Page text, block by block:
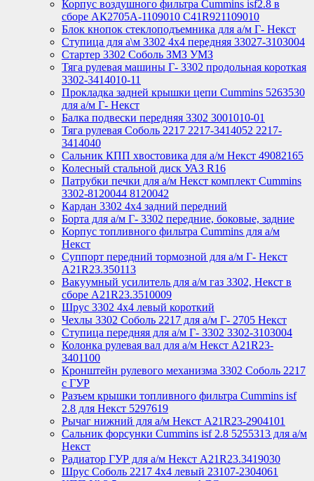
Корпус воздушного фильтра Cummins isf2.8 в
сборе АК2705А-1109010 С41R921109010
Блок кнопок стеклоподъемника для а/м Г- Некст
Ступица для а\м 3302 4х4 передняя 33027-3103004
Стартер 3302 Соболь ЗМЗ УМЗ
Тяга рулевая машины Г- 3302 продольная короткая
3302-3414010-11
Прокладка задней крышки цепи Cummins 5263530
для а/м Г- Некст
Балка подвески передняя 3302 3001010-01
Тяга рулевая Соболь 2217 2217-3414052 2217-
3414040
Сальник КПП хвостовика для а/м Некст 49082165
Колесный стальной диск УАЗ R16
Патрубки печки для а/м Некст комплект Cummins
3302-8120044 8120042
Кардан 3302 4х4 задний передний
Борта для а/м Г- 3302 передние, боковые, задние
Корпус топливного фильтра Cummins для а/м
Некст
Суппорт передний тормозной для а/м Г- Некст
А21R23.350113
Вакуумный усилитель для а/м газ 3302, Некст в
сборе A21R23.3510009
Шрус 3302 4х4 левый короткий
Чехлы 3302 Соболь 2217 для а/м Г- 2705 Некст
Ступица передняя для а/м Г- 3302 3302-3103004
Колонка рулевая вал для а/м Некст A21R23-
3401100
Кронштейн рулевого механизма 3302 Соболь 2217
с ГУР
Разъем крышки топливного фильтра Cummins isf
2.8 для Некст 5297619
Рычаг нижний для а/м Некст А21R23-2904101
Сальник форсунки Cummins isf 2.8 5255313 для а/м
Некст
Радиатор ГУР для а/м Некст A21R23.3419030
Шрус Соболь 2217 4х4 левый 23107-2304061